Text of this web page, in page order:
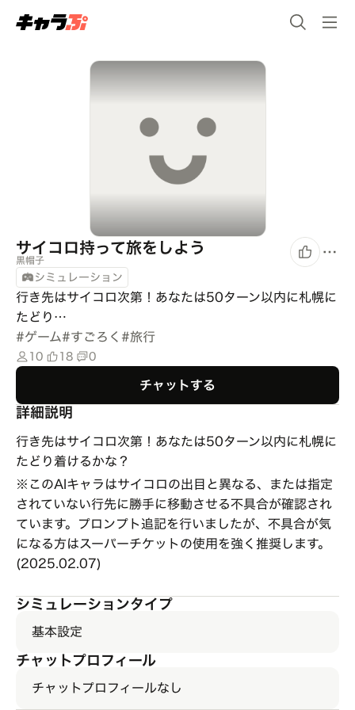
サイコロ持って旅をしよう
黒帽子
シミュレーション
行き先はサイコロ次第！あなたは50ターン以内に札幌に
たどり…
#ゲーム#すごろく #旅行
10 18 0
チャットする
詳細説明
行き先はサイコロ次第！あなたは50ターン以内に札幌に
たどり着けるかな？
※このAIキャラはサイコロの出目と異なる、または指定
されていない行先に勝手に移動させる不具合が確認され
ています。プロンプト追記を行いましたが、不具合が気
になる方はスーパーチケットの使用を強く推奨します。
(2025.02.07)
シミュレーションタイプ
基本設定
チャットプロフィール
チャットプロフィールなし